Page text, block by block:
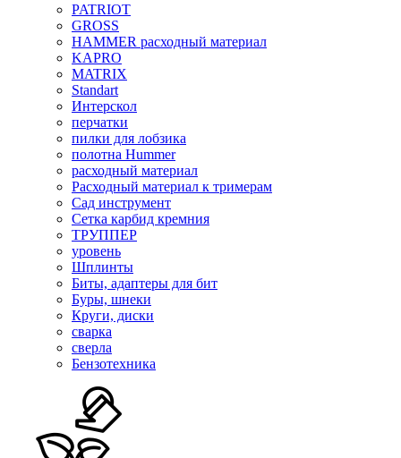
PATRIOT
GROSS
HAMMER расходный материал
KAPRO
MATRIX
Standart
Интерскол
перчатки
пилки для лобзика
полотна Hummer
расходный материал
Расходный материал к тримерам
Сад инструмент
Сетка карбид кремния
ТРУППЕР
уровень
Шплинты
Биты, адаптеры для бит
Буры, шнеки
Круги, диски
сварка
сверла
Бензотехника